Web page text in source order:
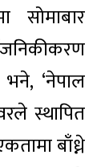
सोमाबार
‘नेपाल
स्थापित
बाँध्ने